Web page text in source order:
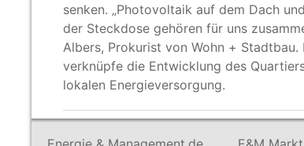
senken. „Photovoltaik auf dem Dach
der Steckdose gehören für uns
Albers, Prokurist von Wohn + Stadtbau.
verknüpfe die Entwicklung des
lokalen Energieversorgung.